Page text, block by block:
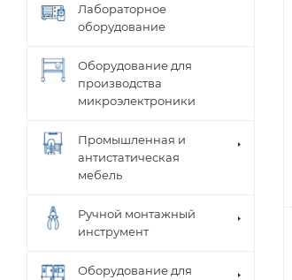
Лабораторное
оборудование
Оборудование для
производства
микроэлектроники
Промышленная и
антистатическая
мебель
Ручной монтажный
инструмент
Оборудование для